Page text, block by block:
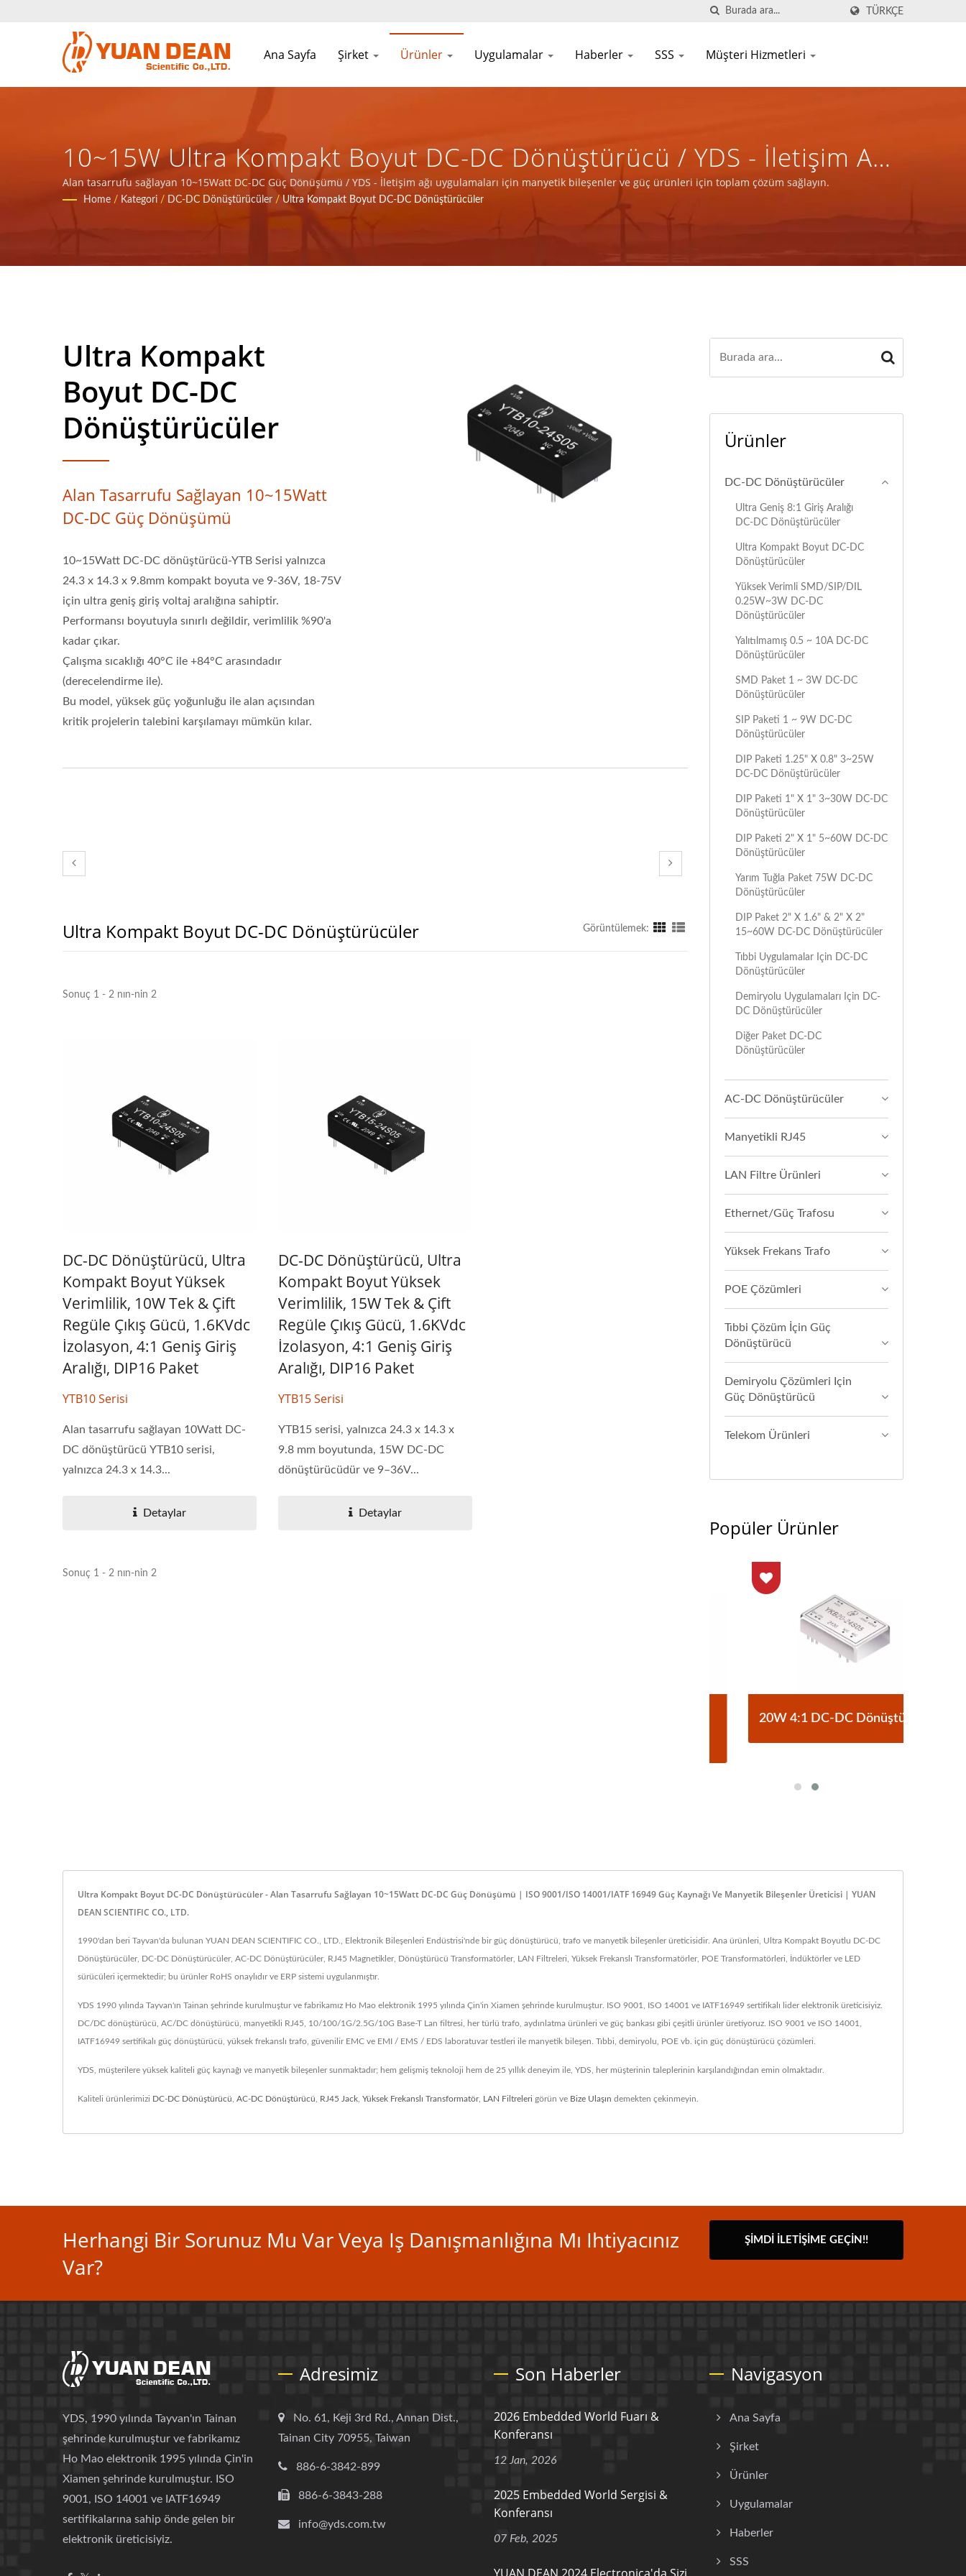
TÜRKÇE
Ana Sayfa Şirket Ürünler Uygulamalar Haberler SSS Müşteri Hizmetleri
10~15W Ultra Kompakt Boyut DC-DC Dönüştürücü / YDS - İletişim Ağı
Uygulamaları Için Manyetik Bileşenler Ve Güç Ürünleri Için Toplam
Çözüm Sağlayın.
Alan tasarrufu sağlayan 10~15Watt DC-DC Güç Dönüşümü / YDS - İletişim ağı uygulamaları için manyetik bileşenler ve güç ürünleri için toplam çözüm sağlayın.
Home / Kategori / DC-DC Dönüştürücüler / Ultra Kompakt Boyut DC-DC Dönüştürücüler
Ultra Kompakt
Boyut DC-DC
Dönüştürücüler
Alan Tasarrufu Sağlayan 10~15Watt
DC-DC Güç Dönüşümü
10~15Watt DC-DC dönüştürücü-YTB Serisi yalnızca
24.3 x 14.3 x 9.8mm kompakt boyuta ve 9-36V, 18-75V
için ultra geniş giriş voltaj aralığına sahiptir.
Performansı boyutuyla sınırlı değildir, verimlilik %90'a
kadar çıkar.
Çalışma sıcaklığı 40°C ile +84°C arasındadır
(derecelendirme ile).
Bu model, yüksek güç yoğunluğu ile alan açısından
kritik projelerin talebini karşılamayı mümkün kılar.
Ultra Kompakt Boyut DC-DC Dönüştürücüler Görüntülemek:
Sonuç 1 - 2 nın-nin 2
DC-DC Dönüştürücü, Ultra
Kompakt Boyut Yüksek
Verimlilik, 10W Tek & Çift
Regüle Çıkış Gücü, 1.6KVdc
İzolasyon, 4:1 Geniş Giriş
Aralığı, DIP16 Paket
YTB10 Serisi
Alan tasarrufu sağlayan 10Watt DC-
DC dönüştürücü YTB10 serisi,
yalnızca 24.3 x 14.3...
Detaylar
DC-DC Dönüştürücü, Ultra
Kompakt Boyut Yüksek
Verimlilik, 15W Tek & Çift
Regüle Çıkış Gücü, 1.6KVdc
İzolasyon, 4:1 Geniş Giriş
Aralığı, DIP16 Paket
YTB15 Serisi
YTB15 serisi, yalnızca 24.3 x 14.3 x
9.8 mm boyutunda, 15W DC-DC
dönüştürücüdür ve 9–36V...
Detaylar
Sonuç 1 - 2 nın-nin 2
Ürünler
DC-DC Dönüştürücüler
Ultra Geniş 8:1 Giriş Aralığı
DC-DC Dönüştürücüler
Ultra Kompakt Boyut DC-DC
Dönüştürücüler
Yüksek Verimli SMD/SIP/DIL
0.25W~3W DC-DC
Dönüştürücüler
Yalıtılmamış 0.5 ~ 10A DC-DC
Dönüştürücüler
SMD Paket 1 ~ 3W DC-DC
Dönüştürücüler
SIP Paketi 1 ~ 9W DC-DC
Dönüştürücüler
DIP Paketi 1.25" X 0.8" 3~25W
DC-DC Dönüştürücüler
DIP Paketi 1" X 1" 3~30W DC-DC
Dönüştürücüler
DIP Paketi 2" X 1" 5~60W DC-DC
Dönüştürücüler
Yarım Tuğla Paket 75W DC-DC
Dönüştürücüler
DIP Paket 2" X 1.6" & 2" X 2"
15~60W DC-DC Dönüştürücüler
Tıbbi Uygulamalar Için DC-DC
Dönüştürücüler
Demiryolu Uygulamaları Için DC-
DC Dönüştürücüler
Diğer Paket DC-DC
Dönüştürücüler
AC-DC Dönüştürücüler
Manyetikli RJ45
LAN Filtre Ürünleri
Ethernet/Güç Trafosu
Yüksek Frekans Trafo
POE Çözümleri
Tıbbi Çözüm İçin Güç
Dönüştürücü
Demiryolu Çözümleri Için
Güç Dönüştürücü
Telekom Ürünleri
Popüler Ürünler
20W 4:1 DC-DC Dönüştürücü
Ultra Kompakt Boyut DC-DC Dönüştürücüler - Alan Tasarrufu Sağlayan 10~15Watt DC-DC Güç Dönüşümü | ISO 9001/ISO 14001/IATF 16949 Güç Kaynağı Ve Manyetik Bileşenler Üreticisi | YUAN
DEAN SCIENTIFIC CO., LTD.
1990'dan beri Tayvan'da bulunan YUAN DEAN SCIENTIFIC CO., LTD., Elektronik Bileşenleri Endüstrisi'nde bir güç dönüştürücü, trafo ve manyetik bileşenler üreticisidir. Ana ürünleri, Ultra Kompakt Boyutlu DC-DC
Dönüştürücüler, DC-DC Dönüştürücüler, AC-DC Dönüştürücüler, RJ45 Magnetikler, Dönüştürücü Transformatörler, LAN Filtreleri, Yüksek Frekanslı Transformatörler, POE Transformatörleri, İndüktörler ve LED
sürücüleri içermektedir; bu ürünler RoHS onaylıdır ve ERP sistemi uygulanmıştır.
YDS 1990 yılında Tayvan'ın Tainan şehrinde kurulmuştur ve fabrikamız Ho Mao elektronik 1995 yılında Çin'in Xiamen şehrinde kurulmuştur. ISO 9001, ISO 14001 ve IATF16949 sertifikalı lider elektronik üreticisiyiz.
DC/DC dönüştürücü, AC/DC dönüştürücü, manyetikli RJ45, 10/100/1G/2.5G/10G Base-T Lan filtresi, her türlü trafo, aydınlatma ürünleri ve güç bankası gibi çeşitli ürünler üretiyoruz. ISO 9001 ve ISO 14001,
IATF16949 sertifikalı güç dönüştürücü, yüksek frekanslı trafo, güvenilir EMC ve EMI / EMS / EDS laboratuvar testleri ile manyetik bileşen. Tıbbi, demiryolu, POE vb. için güç dönüştürücü çözümleri.
YDS, müşterilere yüksek kaliteli güç kaynağı ve manyetik bileşenler sunmaktadır; hem gelişmiş teknoloji hem de 25 yıllık deneyim ile, YDS, her müşterinin taleplerinin karşılandığından emin olmaktadır.
Kaliteli ürünlerimizi DC-DC Dönüştürücü AC-DC Dönüştürücü RJ45 Jack Yüksek Frekanslı Transformatör, LAN Filtreleri görün ve Bize Ulaşın demekten çekinmeyin.
Herhangi Bir Sorunuz Mu Var Veya Iş Danışmanlığına Mı Ihtiyacınız
Var?
ŞIMDI İLETIŞIME GEÇIN!!
YDS, 1990 yılında Tayvan'ın Tainan
şehrinde kurulmuştur ve fabrikamız
Ho Mao elektronik 1995 yılında Çin'in
Xiamen şehrinde kurulmuştur. ISO
9001, ISO 14001 ve IATF16949
sertifikalarına sahip önde gelen bir
elektronik üreticisiyiz.
Adresimiz
No. 61, Keji 3rd Rd., Annan Dist.,
Tainan City 70955, Taiwan
886-6-3842-899
886-6-3843-288
info@yds.com.tw
Son Haberler
2026 Embedded World Fuarı &
Konferansı
12 Jan, 2026
2025 Embedded World Sergisi &
Konferansı
07 Feb, 2025
Navigasyon
Ana Sayfa
Şirket
Ürünler
Uygulamalar
Haberler
SSS